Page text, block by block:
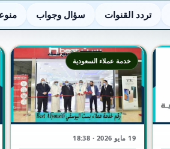
تردد القنوات سؤال وجواب
19 مايو 2026 · 18:38
خدمة عملاء السعودية